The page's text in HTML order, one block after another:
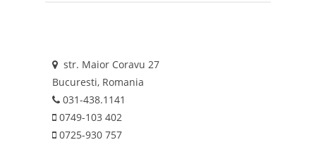
str. Maior Coravu 27
Bucuresti, Romania
031-438.1141
0749-103 402
0725-930 757